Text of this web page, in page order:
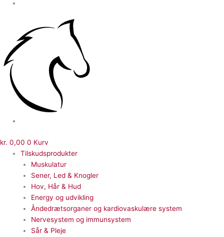
kr. 0,00 0 Kurv
Tilskudsprodukter
Muskulatur
Sener, Led & Knogler
Hov, Hår & Hud
Energy og udvikling
Åndedrætsorganer og kardiovaskulære system
Nervesystem og immunsystem
Sår & Pleje